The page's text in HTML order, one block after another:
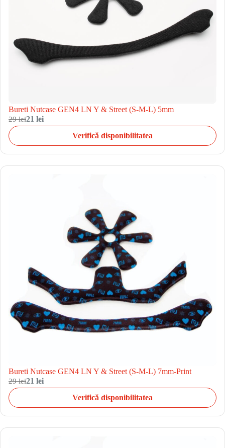
Bureti Nutcase GEN4 LN Y & Street (S-M-L) 5mm
29 lei21 lei
Verifică disponibilitatea
Bureti Nutcase GEN4 LN Y & Street (S-M-L) 7mm-Print
29 lei21 lei
Verifică disponibilitatea